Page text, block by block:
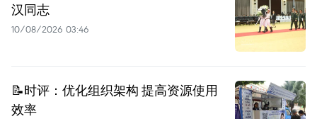
汉同志
10/08/2026 03:46
📝时评：优化组织架构 提高资源使用
效率